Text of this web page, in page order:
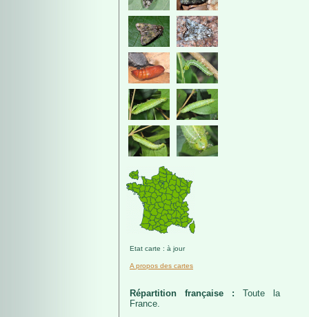
Etat carte : à jour
A propos des cartes
Répartition française : Toute la
France.